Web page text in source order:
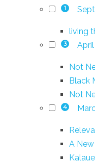
1
living
3
Not
Black
Not
4
A